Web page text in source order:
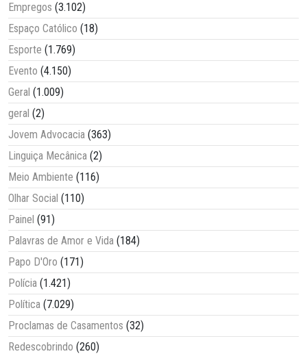
Empregos (3.102)
Espaço Católico (18)
Esporte (1.769)
Evento (4.150)
Geral (1.009)
geral (2)
Jovem Advocacia (363)
Linguiça Mecânica (2)
Meio Ambiente (116)
Olhar Social (110)
Painel (91)
Palavras de Amor e Vida (184)
Papo D'Oro (171)
Polícia (1.421)
Política (7.029)
Proclamas de Casamentos (32)
Redescobrindo (260)